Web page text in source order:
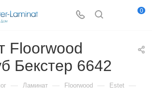
0
Floorwood
Бекстер 6642
— Ламинат — Floorwood — Estet —